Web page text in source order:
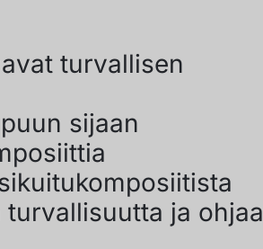
turvallisen
sijaan
ja ohjaa